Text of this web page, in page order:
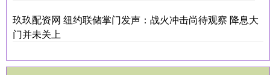
玖玖配资网 纽约联储掌门发声：战火冲击尚待观察 降息大
门并未关上